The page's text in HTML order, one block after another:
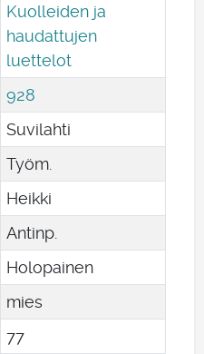
Kuolleiden ja
haudattujen
luettelot
928
Suvilahti
Työm.
Heikki
Antinp.
Holopainen
mies
77